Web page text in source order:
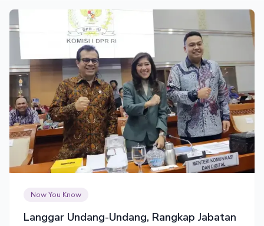
Now You Know
Langgar Undang-Undang, Rangkap Jabatan